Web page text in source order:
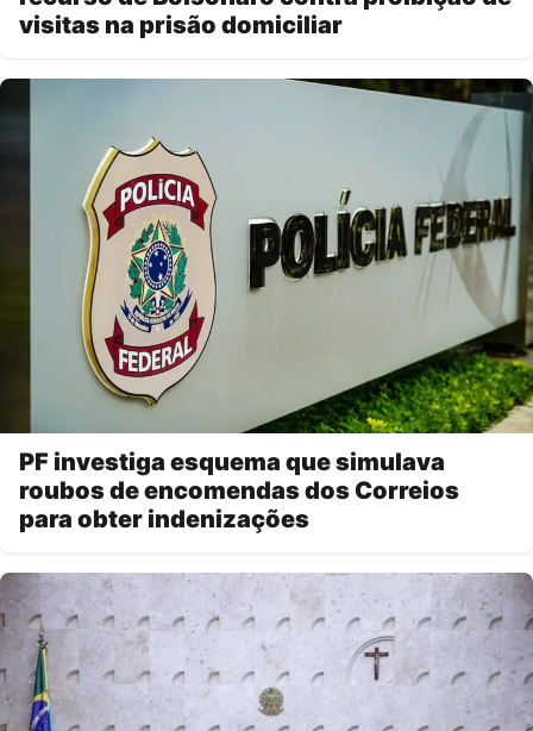
visitas na prisão domiciliar
PF investiga esquema que simulava
roubos de encomendas dos Correios
para obter indenizações